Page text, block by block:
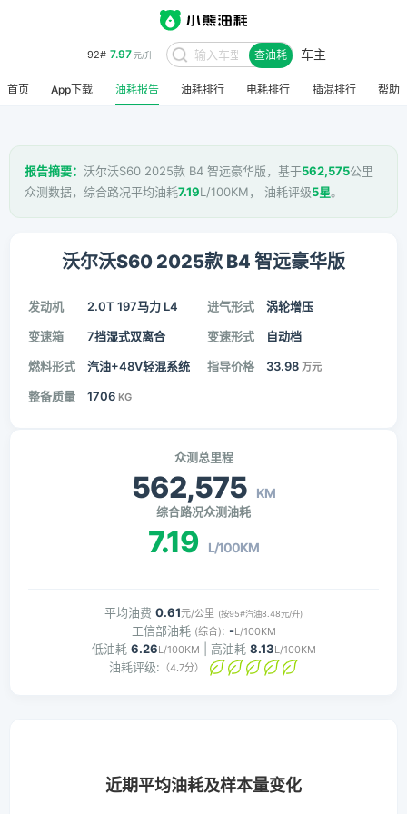
92# 7.97元/升 查油耗 车主
首页 App下载 油耗报告 油耗排行 电耗排行 插混排行 帮助
报告摘要： 沃尔沃S60 2025款 B4 智远豪华版，基于562,575公里
众测数据，综合路况平均油耗7.19L/100KM， 油耗评级5星。
沃尔沃S60 2025款 B4 智远豪华版
发动机 2.0T 197马力 L4 进气形式 涡轮增压
变速箱 7挡湿式双离合 变速形式 自动档
燃料形式 汽油+48V轻混系统 指导价格 33.98 万元
整备质量 1706 KG
众测总里程
562,575 KM
综合路况众测油耗
7.19 L/100KM
平均油费 0.61元/公里 (按95#汽油8.48元/升)
工信部油耗 (综合): -L/100KM
低油耗 6.26L/100KM | 高油耗 8.13L/100KM
油耗评级: （4.7分）